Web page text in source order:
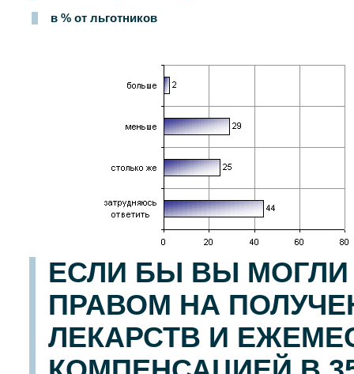
в % от льготников
ЕСЛИ БЫ ВЫ
ПРАВОМ НА
ЛЕКАРСТВ И